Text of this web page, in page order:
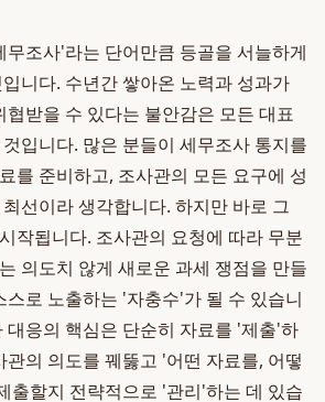
무조사'라는 단어만큼 등골을 서늘하게
니다. 수년간 쌓아온 노력과 성과가
협받을 수 있다는 불안감은 모든 대표
입니다. 많은 분들이 세무조사 통지를
를 준비하고, 조사관의 모든 요구에 성
선이라 생각합니다. 하지만 바로 그
작됩니다. 조사관의 요청에 따라 무분
의도치 않게 새로운 과세 쟁점을 만들
스로 노출하는 '자충수'가 될 수 있습니
대응의 핵심은 단순히 자료를 '제출'하
관의 의도를 꿰뚫고 '어떤 자료를, 어떻
출할지 전략적으로 '관리'하는 데 있습